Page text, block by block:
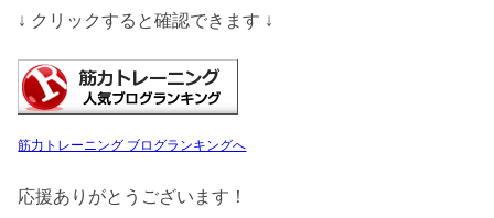
↓ クリックすると確認できます ↓
筋力トレーニング ブログランキングへ
応援ありがとうございます！